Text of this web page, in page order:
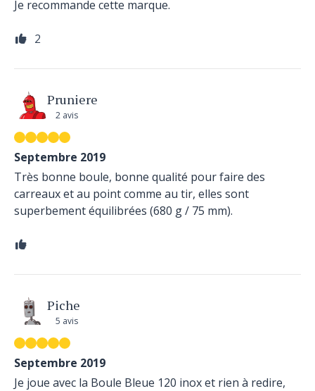
Je recommande cette marque.
2
Pruniere
2 avis
Septembre 2019
Très bonne boule, bonne qualité pour faire des
carreaux et au point comme au tir, elles sont
superbement équilibrées (680 g / 75 mm).
Piche
5 avis
Septembre 2019
Je joue avec la Boule Bleue 120 inox et rien à redire,